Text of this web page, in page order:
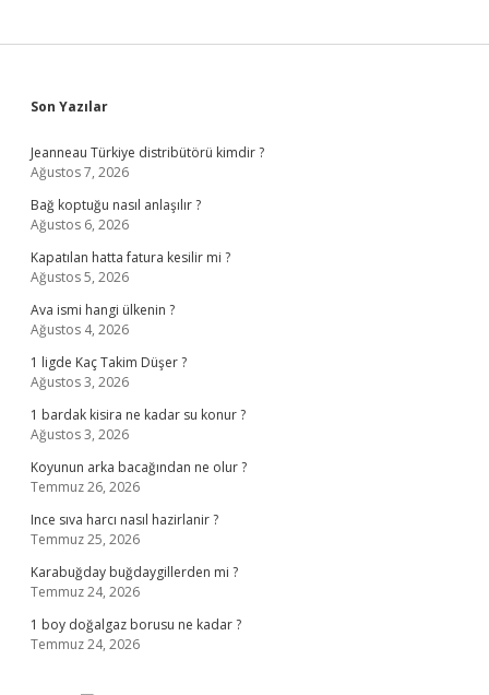
Sidebar
Son Yazılar
Jeanneau Türkiye distribütörü kimdir ?
Ağustos 7, 2026
Bağ koptuğu nasıl anlaşılır ?
Ağustos 6, 2026
Kapatılan hatta fatura kesilir mi ?
Ağustos 5, 2026
Ava ismi hangi ülkenin ?
Ağustos 4, 2026
1 ligde Kaç Takim Düşer ?
Ağustos 3, 2026
1 bardak kisira ne kadar su konur ?
Ağustos 3, 2026
Koyunun arka bacağından ne olur ?
Temmuz 26, 2026
Ince sıva harcı nasıl hazirlanir ?
Temmuz 25, 2026
Karabuğday buğdaygillerden mi ?
Temmuz 24, 2026
1 boy doğalgaz borusu ne kadar ?
Temmuz 24, 2026